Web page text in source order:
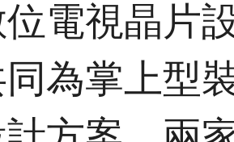
電視晶片
為掌上型